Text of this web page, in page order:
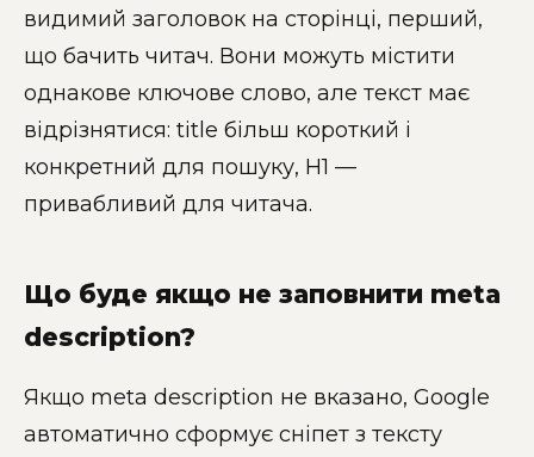
видимий заголовок на сторінці, перший,
що бачить читач. Вони можуть містити
однакове ключове слово, але текст має
відрізнятися: title більш короткий і
конкретний для пошуку, H1 —
привабливий для читача.
Що буде якщо не заповнити meta
description?
Якщо meta description не вказано, Google
автоматично сформує сніпет з тексту